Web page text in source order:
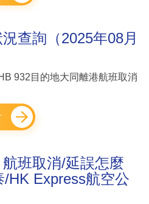
查詢（2025年08月
932目的地大同離港航班取消
班取消/延誤怎麼
HK Express航空公